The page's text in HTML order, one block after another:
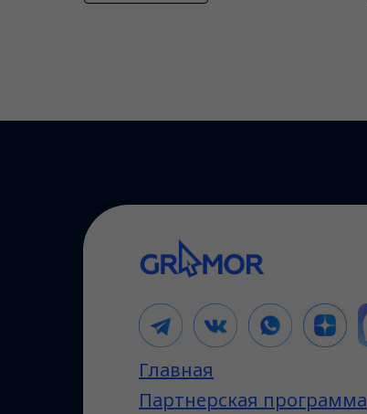
Партнерская программа
Главная